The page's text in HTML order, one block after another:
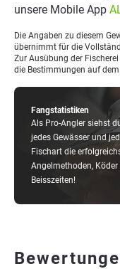
Fangstatistiken
Als Pro-Angler siehst
jedes Gewässer und
Fischart die
Angelmethoden, Köder
Beisszeiten!
unsere Mobile App
Die Angaben zu diesem
übernimmt für die
Zur Ausübung der
die Bestimmungen auf